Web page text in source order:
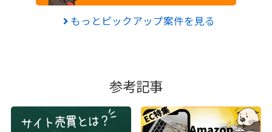
もっとピックアップ案件を見る
参考記事